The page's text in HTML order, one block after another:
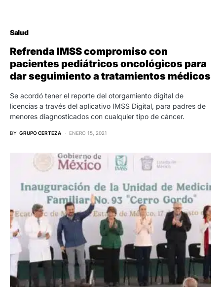
Salud
Refrenda IMSS compromiso con
pacientes pediátricos oncológicos para
dar seguimiento a tratamientos médicos
Se acordó tener el reporte del otorgamiento digital de
licencias a través del aplicativo IMSS Digital, para padres de
menores diagnosticados con cualquier tipo de cáncer.
BY GRUPO CERTEZA ENERO 15, 2021